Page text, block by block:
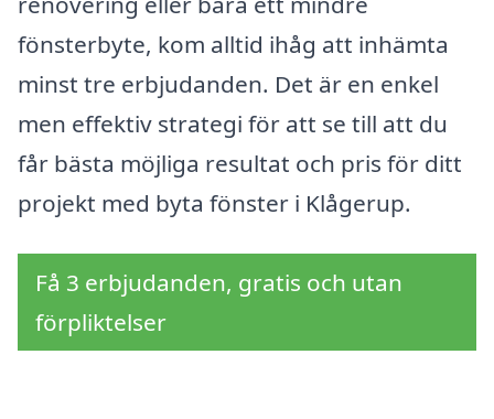
fönsterbyte, kom alltid ihåg att inhämta
minst tre erbjudanden. Det är en enkel
men effektiv strategi för att se till att du
får bästa möjliga resultat och pris för ditt
projekt med byta fönster i Klågerup.
Få 3 erbjudanden, gratis och utan
förpliktelser